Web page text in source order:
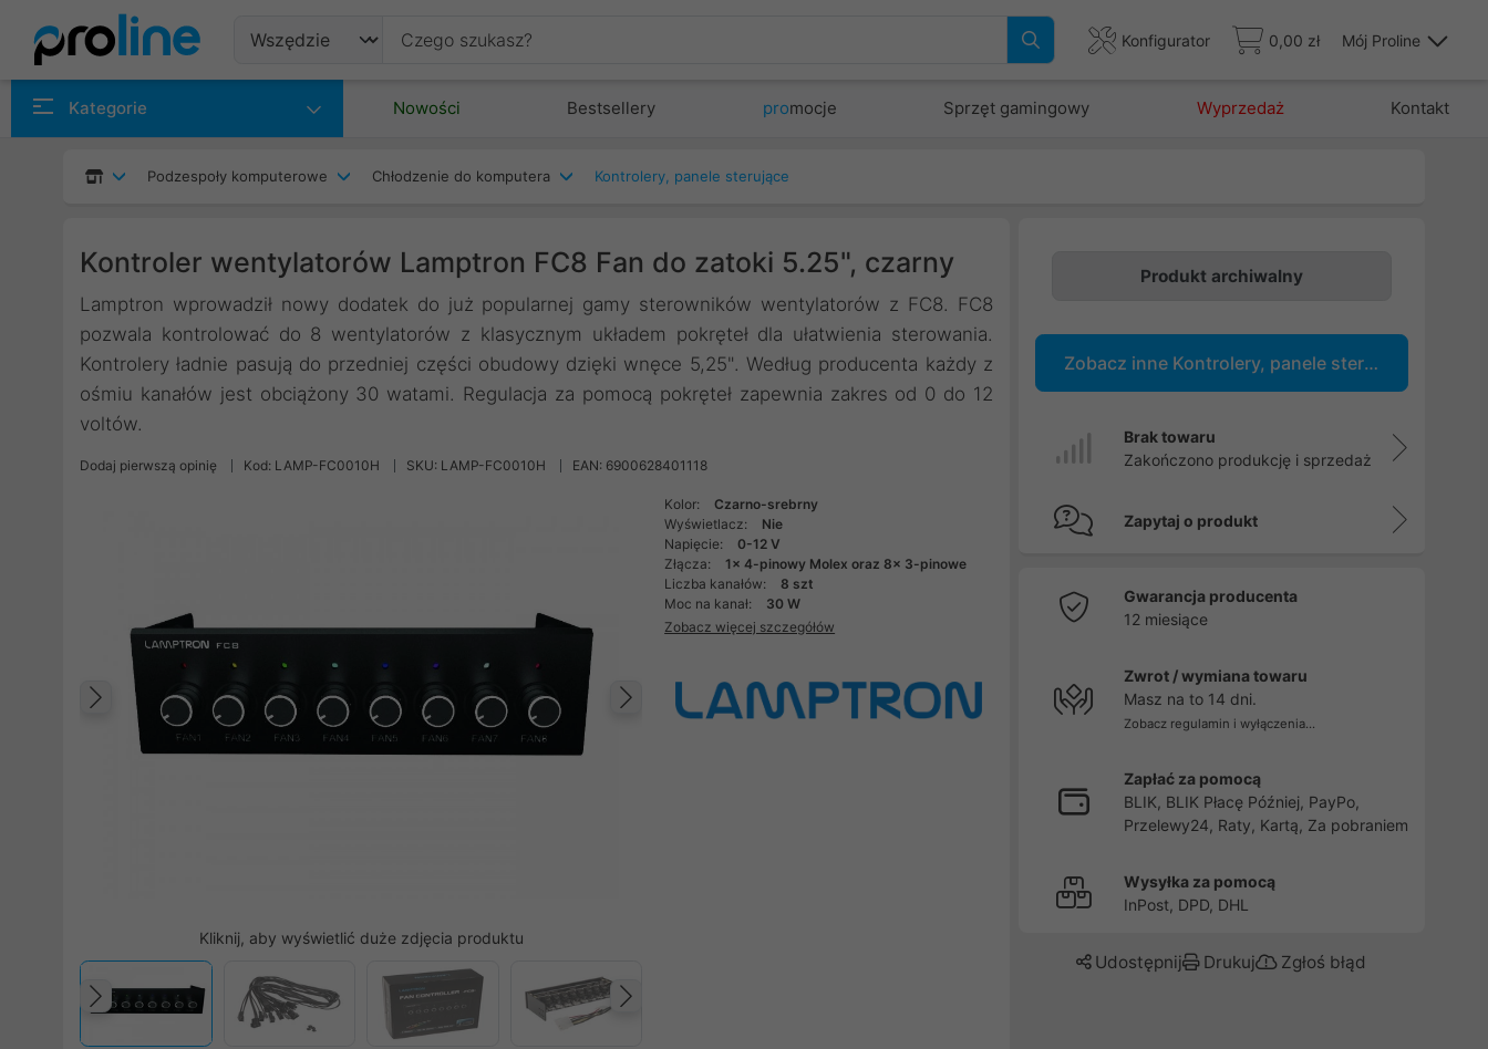
Konfigurator 0,00 zł Mój Proline
Kategorie Nowości Bestsellery promocje Sprzęt gamingowy Wyprzedaż Kontakt
Podzespoły komputerowe Chłodzenie do komputera Kontrolery, panele sterujące
Kontroler wentylatorów Lamptron FC8 Fan do zatoki 5.25", czarny
Lamptron wprowadził nowy dodatek do już popularnej gamy sterowników wentylatorów z FC8. FC8
pozwala kontrolować do 8 wentylatorów z klasycznym układem pokręteł dla ułatwienia sterowania.
Kontrolery ładnie pasują do przedniej części obudowy dzięki wnęce 5,25". Według producenta każdy z
ośmiu kanałów jest obciążony 30 watami. Regulacja za pomocą pokręteł zapewnia zakres od 0 do 12
voltów.
Dodaj pierwszą opinię Kod: LAMP-FC0010H SKU: LAMP-FC0010H EAN: 6900628401118
Następny
Poprzedni
Kliknij, aby wyświetlić duże zdjęcia produktu
Poprzedni
Kolor:
Czarno-srebrny
Wyświetlacz:
Nie
Napięcie:
0-12 V
Złącza:
1x 4-pinowy Molex oraz 8x 3-pinowe
Liczba kanałów:
8 szt
Moc na kanał:
30 W
Zobacz więcej szczegółów
Produkt archiwalny
Zobacz inne Kontrolery, panele sterujące
Brak towaru
Zakończono produkcję i sprzedaż
Zapytaj o produkt
Gwarancja producenta
12 miesiące
Zwrot / wymiana towaru
Masz na to 14 dni.
Zobacz regulamin i wyłączenia...
Zapłać za pomocą
BLIK, BLIK Płacę Później, PayPo,
Przelewy24, Raty, Kartą, Za pobraniem
Wysyłka za pomocą
InPost, DPD, DHL
Udostępnij Drukuj Zgłoś błąd